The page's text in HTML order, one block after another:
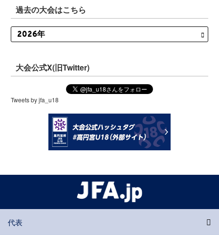
過去の大会はこちら
大会公式X(旧Twitter)
Tweets by jfa_u18
代表